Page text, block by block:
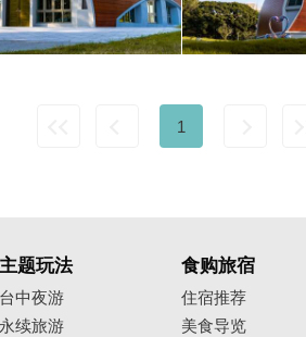
1
主题玩法
台中夜游
永续旅游
食购旅宿
住宿推荐
美食导览